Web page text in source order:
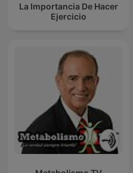
La Importancia De Hacer
Ejercicio